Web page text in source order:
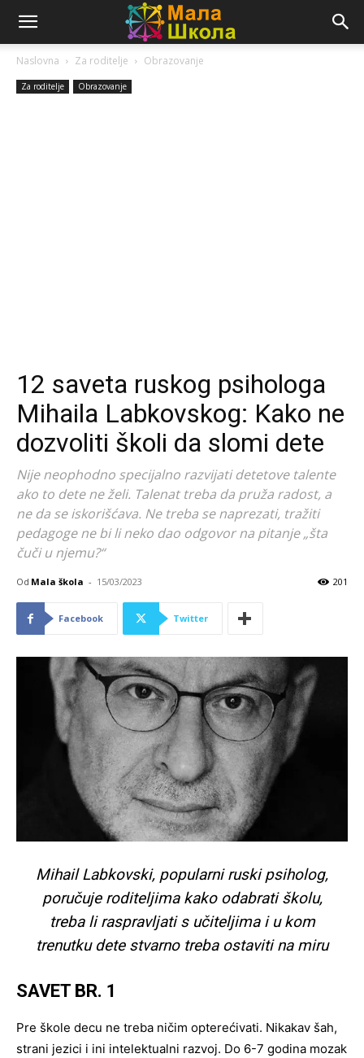
Naslovna Za roditelje Obrazovanje
Za roditelje Obrazovanje
12 saveta ruskog psihologa
Mihaila Labkovskog: Kako ne
dozvoliti školi da slomi dete
Nije neophodno specijalno razvijati detetove talente
ako to dete ne želi. Talenat treba da pruža radost, a
ne da se iskorišćava. Ne treba se naprezati, tražiti
pedagoge ne bi li neko dao odgovor na pitanje „šta
čuči u njemu?“
Od Mala škola - 15/03/2023 201
Facebook Twitter
Mihail Labkovski, popularni ruski psiholog,
poručuje roditeljima kako odabrati školu,
treba li raspravljati s učiteljima i u kom
trenutku dete stvarno treba ostaviti na miru
SAVET BR. 1
Pre škole decu ne treba ničim opterećivati. Nikakav šah,
strani jezici i ini intelektualni razvoj. Do 6-7 godina mozak